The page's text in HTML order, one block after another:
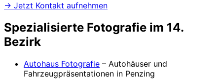
→ Jetzt Kontakt aufnehmen
Spezialisierte Fotografie im 14.
Bezirk
Autohaus Fotografie – Autohäuser und
Fahrzeugpräsentationen in Penzing